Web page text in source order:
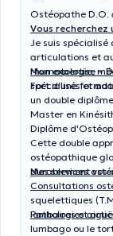
Ostéopathe D.O.
Vous recherchez
Je suis
articulations et
rhumatologie,
spécialisés et
Mon expertise –
Fort d'une
un double
Master en
Diplôme
Cette double
ostéopathique
durablement vos
Mes services
Consultations
squelettiques
lombaires et
Pathologies
lumbago ou le